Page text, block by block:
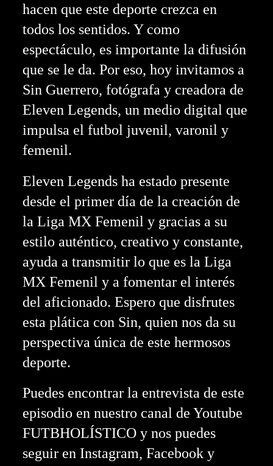
hacen que este deporte crezca en
todos los sentidos. Y como
espectáculo, es importante la difusión
que se le da. Por eso, hoy invitamos a
Sin Guerrero, fotógrafa y creadora de
Eleven Legends, un medio digital que
impulsa el futbol juvenil, varonil y
femenil.
Eleven Legends ha estado presente
desde el primer día de la creación de
la Liga MX Femenil y gracias a su
estilo auténtico, creativo y constante,
ayuda a transmitir lo que es la Liga
MX Femenil y a fomentar el interés
del aficionado. Espero que disfrutes
esta plática con Sin, quien nos da su
perspectiva única de este hermosos
deporte.
Puedes encontrar la entrevista de este
episodio en nuestro canal de Youtube
FUTBHOLÍSTICO y nos puedes
seguir en Instagram, Facebook y